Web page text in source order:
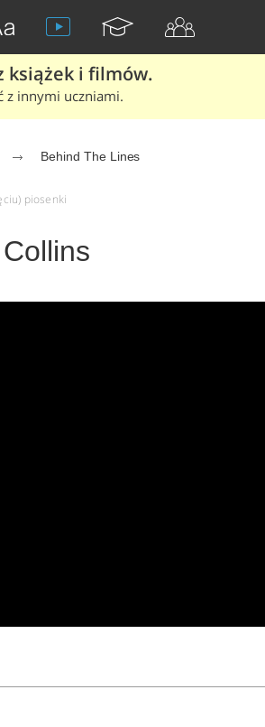
książek i filmów.
z innymi uczniami.
Behind The Lines
piosenki